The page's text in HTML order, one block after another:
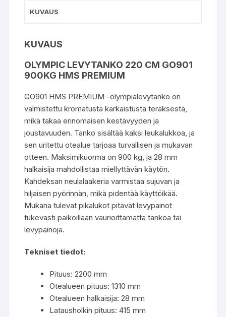
KUVAUS
KUVAUS
OLYMPIC LEVYTANKO 220 CM GO901
900KG HMS PREMIUM
GO901 HMS PREMIUM -olympialevytanko on
valmistettu kromatusta karkaistusta teräksestä,
mikä takaa erinomaisen kestävyyden ja
joustavuuden. Tanko sisältää kaksi leukalukkoa, ja
sen uritettu otealue tarjoaa turvallisen ja mukavan
otteen. Maksimikuorma on 900 kg, ja 28 mm
halkaisija mahdollistaa miellyttävän käytön.
Kahdeksan neulalaakeria varmistaa sujuvan ja
hiljaisen pyörinnän, mikä pidentää käyttöikää.
Mukana tulevat pikalukot pitävät levypainot
tukevasti paikoillaan vaurioittamatta tankoa tai
levypainoja.
Tekniset tiedot:
Pituus: 2200 mm
Otealueen pituus: 1310 mm
Otealueen halkaisija: 28 mm
Latausholkin pituus: 415 mm